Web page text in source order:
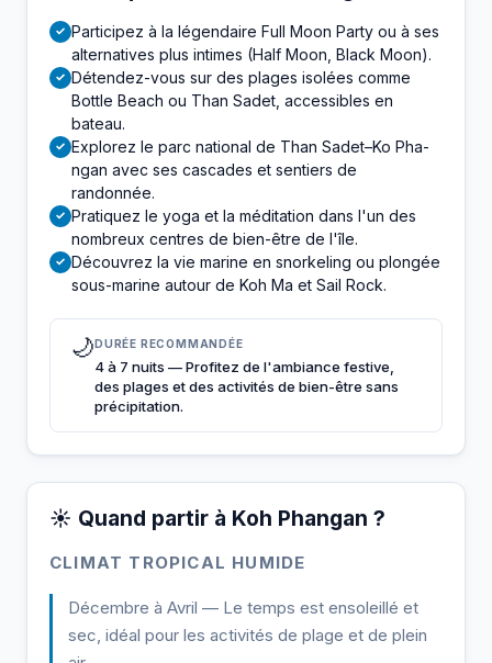
✓ Participez à la légendaire Full Moon Party ou à ses
alternatives plus intimes (Half Moon, Black Moon).
✓ Détendez-vous sur des plages isolées comme
Bottle Beach ou Than Sadet, accessibles en
bateau.
✓ Explorez le parc national de Than Sadet–Ko Pha-
ngan avec ses cascades et sentiers de
randonnée.
✓ Pratiquez le yoga et la méditation dans l'un des
nombreux centres de bien-être de l'île.
✓ Découvrez la vie marine en snorkeling ou plongée
sous-marine autour de Koh Ma et Sail Rock.
🌙DURÉE RECOMMANDÉE
4 à 7 nuits — Profitez de l'ambiance festive,
des plages et des activités de bien-être sans
précipitation.
☀️ Quand partir à Koh Phangan ?
CLIMAT TROPICAL HUMIDE
Décembre à Avril — Le temps est ensoleillé et
sec, idéal pour les activités de plage et de plein